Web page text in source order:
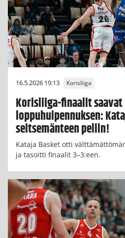
16.5.2026 19:13 Korisliiga
Korisliiga-finaalit saavat
loppuhuipennuksen:
seitsemänteen peliin!
Kataja Basket otti
ja tasoitti finaalit 3–3:een.